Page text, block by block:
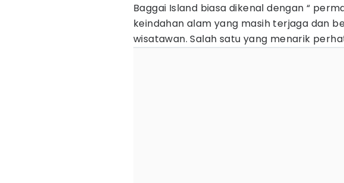
Baggai Island biasa dikenal dengan “
keindahan alam yang masih terjaga dan
wisatawan. Salah satu yang menarik